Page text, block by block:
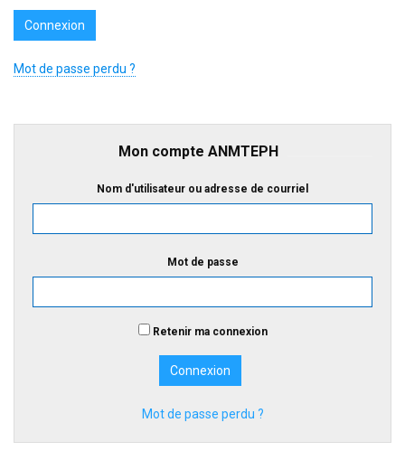
Mot de passe perdu ?
Mon compte ANMTEPH
Nom d'utilisateur ou adresse de courriel
Mot de passe
Retenir ma connexion
Mot de passe perdu ?